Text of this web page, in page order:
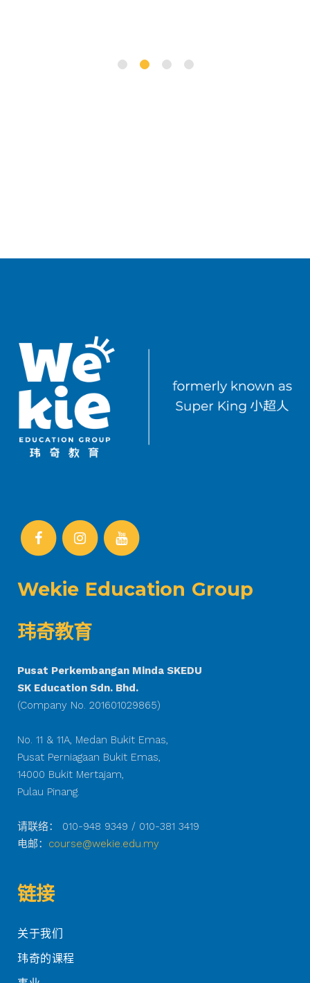
Wekie Education Group
玮奇教育
Pusat Perkembangan Minda SKEDU
SK Education Sdn. Bhd.
(Company No. 201601029865)
No. 11 & 11A, Medan Bukit Emas,
Pusat Perniagaan Bukit Emas,
14000 Bukit Mertajam,
Pulau Pinang.
请联络： 010-948 9349 / 010-381 3419
电邮： course@wekie.edu.my
链接
关于我们
玮奇的课程